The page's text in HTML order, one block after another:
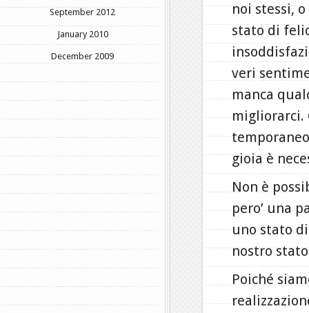
September 2012
January 2010
December 2009
noi stessi,
stato di
veri
manca
migliorarci.
gioia è
Non è
pero’ una
uno stato
nostro
Poiché